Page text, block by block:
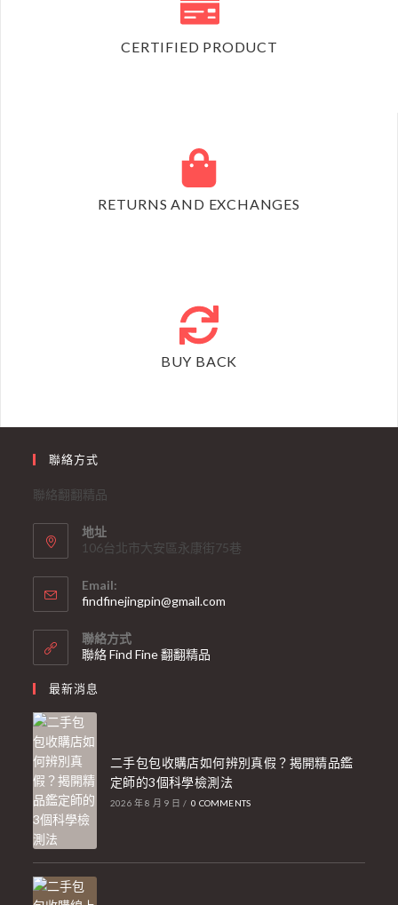
CERTIFIED PRODUCT
RETURNS AND EXCHANGES
BUY BACK
聯絡方式
聯絡翻翻精品
地址
106台北市大安區永康街75巷
Email:
findfinejingpin@gmail.com
聯絡方式
聯絡 Find Fine 翻翻精品
最新消息
二手包包收購店如何辨別真假？揭開精品鑑
定師的3個科學檢測法
2026 年 8 月 9 日 / 0 COMMENTS